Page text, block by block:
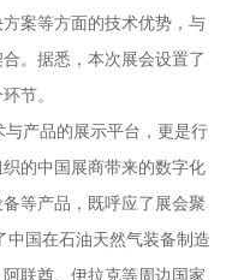
案等方面的技术优势，与
。据悉，本次展会设置了
节。
产品的展示平台，更是行
的中国展商带来的数字化
等产品，既呼应了展会聚
中国在石油天然气装备制造
联酋、伊拉克等周边国家